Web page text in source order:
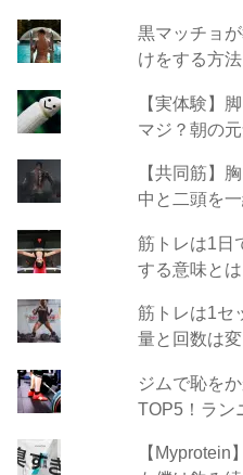
黒マッチョ
けをする方法
【実体験】
マジ？朝の
【共同筋】
中と二頭を
筋トレは1日
する意味とは
筋トレは1セ
量と回数は
ジムで恥を
TOP5！ラン
【